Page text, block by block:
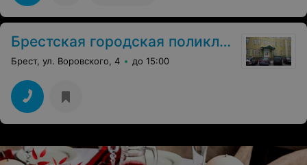
Брестская городская поликлиника №1
Брест, ул. Воровского, 4 до 15:00